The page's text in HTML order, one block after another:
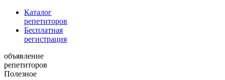
Каталог
репетиторов
Бесплатная
регистрация
объявление
репетиторов
Полезное